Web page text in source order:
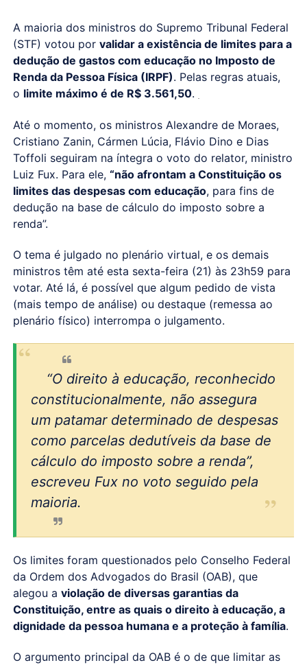
A maioria dos ministros do Supremo Tribunal Federal
(STF) votou por validar a existência de limites para a
dedução de gastos com educação no Imposto de
Renda da Pessoa Física (IRPF). Pelas regras atuais,
o limite máximo é de R$ 3.561,50.
Até o momento, os ministros Alexandre de Moraes,
Cristiano Zanin, Cármen Lúcia, Flávio Dino e Dias
Toffoli seguiram na íntegra o voto do relator, ministro
Luiz Fux. Para ele, “não afrontam a Constituição os
limites das despesas com educação, para fins de
dedução na base de cálculo do imposto sobre a
renda”.
O tema é julgado no plenário virtual, e os demais
ministros têm até esta sexta-feira (21) às 23h59 para
votar. Até lá, é possível que algum pedido de vista
(mais tempo de análise) ou destaque (remessa ao
plenário físico) interrompa o julgamento.
“O direito à educação, reconhecido
constitucionalmente, não assegura
um patamar determinado de despesas
como parcelas dedutíveis da base de
cálculo do imposto sobre a renda”,
escreveu Fux no voto seguido pela
maioria.
Os limites foram questionados pelo Conselho Federal
da Ordem dos Advogados do Brasil (OAB), que
alegou a violação de diversas garantias da
Constituição, entre as quais o direito à educação, a
dignidade da pessoa humana e a proteção à família.
O argumento principal da OAB é o de que limitar as